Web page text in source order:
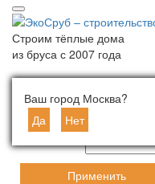
Строим тёплые дома
из бруса с 2007 года
Ваш город:
Ваш город Москва?
Да
Нет
Выберите город
Применить